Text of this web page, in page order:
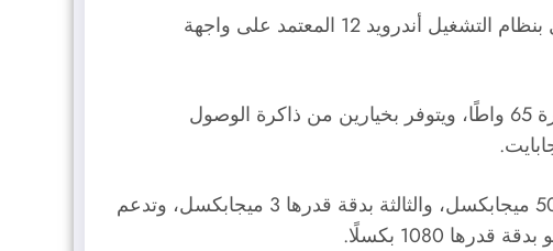
) الثُماني النُوى، والمُصنع بتقنية 4 نانومتر، ويعمل بنظام التشغيل أندرويد 12 المعتمد على واجهة
يحتوي Realme GT2 Pro على بطارية تبلغ سعتها 5000 ميلّي أمبير/ الساعة، ويدعم الشحن السلكي بقدرة 65 واطًا، ويتوفر بخيارين من ذاكرة الوصول
يضم هذا الهاتف كاميرا خلفية ثلاثية العدسات، الأساسية بدقة قدرها 50 ميجابكسل، والثانية بدقة قدرها 50 ميجابكسل، والثالثة بدقة قدرها 3 ميجابكسل، وتدعم